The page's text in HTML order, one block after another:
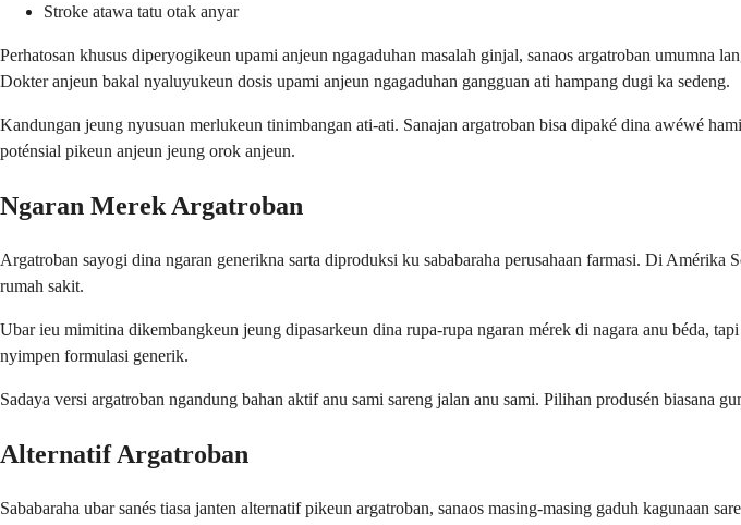
Stroke atawa tatu otak anyar
Perhatosan khusus diperyogikeun upami anjeun ngagaduhan masalah ginjal, sanaos argatroban umumna
Dokter anjeun bakal nyaluyukeun dosis upami anjeun ngagaduhan gangguan ati hampang dugi ka sedeng.
Kandungan jeung nyusuan merlukeun tinimbangan ati-ati. Sanajan argatroban bisa dipaké dina awéwé
poténsial pikeun anjeun jeung orok anjeun.
Ngaran Merek Argatroban
Argatroban sayogi dina ngaran generikna sarta diproduksi ku sababaraha perusahaan farmasi. Di
rumah sakit.
Ubar ieu mimitina dikembangkeun jeung dipasarkeun dina rupa-rupa ngaran mérek di nagara anu béda,
nyimpen formulasi generik.
Sadaya versi argatroban ngandung bahan aktif anu sami sareng jalan anu sami. Pilihan produsén biasana
Alternatif Argatroban
Sababaraha ubar sanés tiasa janten alternatif pikeun argatroban, sanaos masing-masing gaduh kagunaan